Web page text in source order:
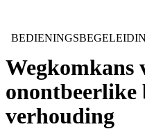
Wegkomkans
onontbeerlike
verhouding